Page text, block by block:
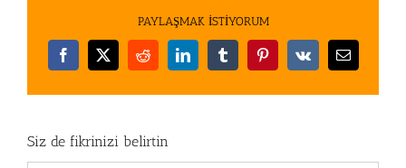
PAYLAŞMAK İSTİYORUM
Facebook
X RedditLinkedInTumblrPinterest
Vk
E-
Siz de fikrinizi belirtin